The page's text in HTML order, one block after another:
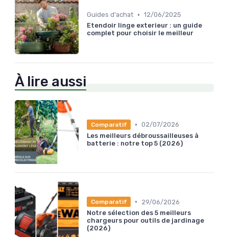
Guides d'achat • 12/06/2025
Etendoir linge exterieur : un guide
complet pour choisir le meilleur
À lire aussi
Comparatif • 02/07/2026
Les meilleurs débroussailleuses à
batterie : notre top 5 (2026)
Comparatif •
29/06/2026
Notre sélection des 5 meilleurs
chargeurs pour outils de jardinage
(2026)